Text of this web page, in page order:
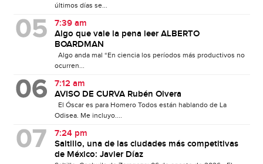
últimos días se...
7:39 am
Algo que vale la pena leer ALBERTO
BOARDMAN
Algo anda mal “En ciencia los períodos más productivos no
ocurren...
7:12 am
AVISO DE CURVA Rubén Olvera
El Óscar es para Homero Todos están hablando de La
Odisea. Me incluyo....
7:24 pm
Saltillo, una de las ciudades más competitivas
de México: Javier Díaz